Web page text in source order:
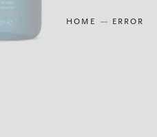
HOME ERROR